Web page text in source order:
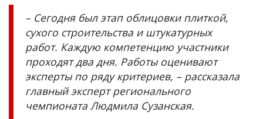
– Сегодня был этап облицовки плиткой,
сухого строительства и штукатурных
работ. Каждую компетенцию участники
проходят два дня. Работы оценивают
эксперты по ряду критериев, – рассказала
главный эксперт регионального
чемпионата Людмила Сузанская.